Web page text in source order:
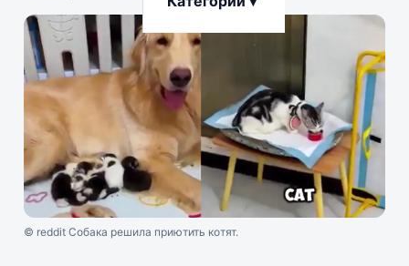
© reddit Собака решила приютить котят.